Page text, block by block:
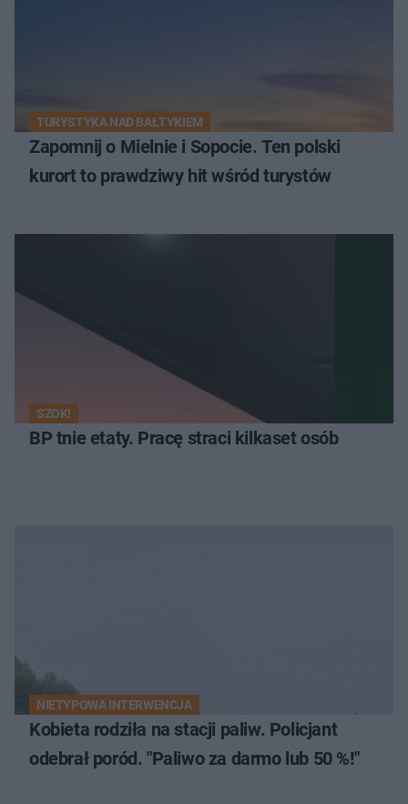
TURYSTYKA NAD BAŁTYKIEM
Zapomnij o Mielnie i Sopocie. Ten polski
kurort to prawdziwy hit wśród turystów
SZOK!
BP tnie etaty. Pracę straci kilkaset osób
NIETYPOWA INTERWENCJA
Kobieta rodziła na stacji paliw. Policjant
odebrał poród. "Paliwo za darmo lub 50 %!"